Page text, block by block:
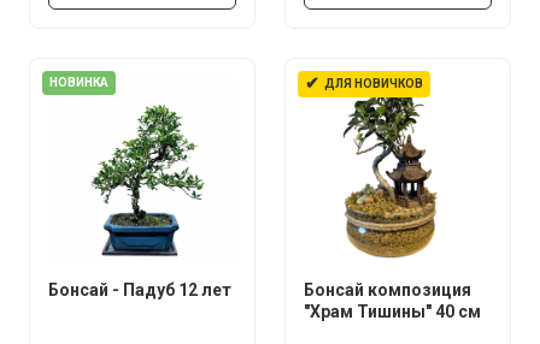
НОВИНКА
Бонсай - Падуб 12 лет
✔ ДЛЯ НОВИЧКОВ
Бонсай композиция
"Храм Тишины" 40 см